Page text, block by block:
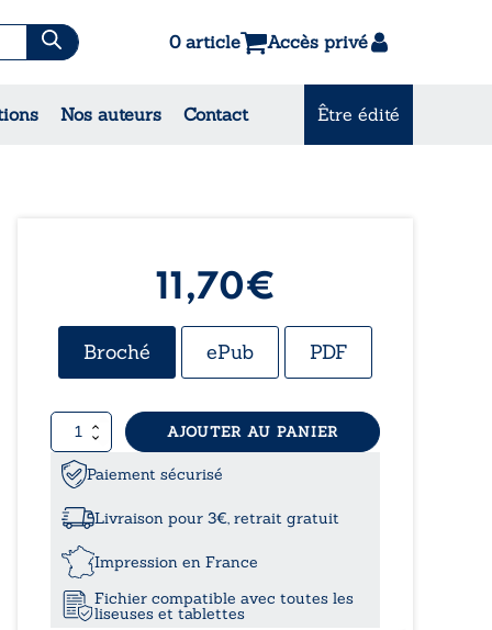
0 article Accès privé
Nos auteurs Contact Être édité
& Contes
11,70€
Broché ePub PDF
quantité
de
Les
petits
deuils
AJOUTER AU PANIER
Paiement sécurisé
Livraison pour 3€, retrait gratuit
Impression en France
Fichier compatible avec toutes les
liseuses et tablettes